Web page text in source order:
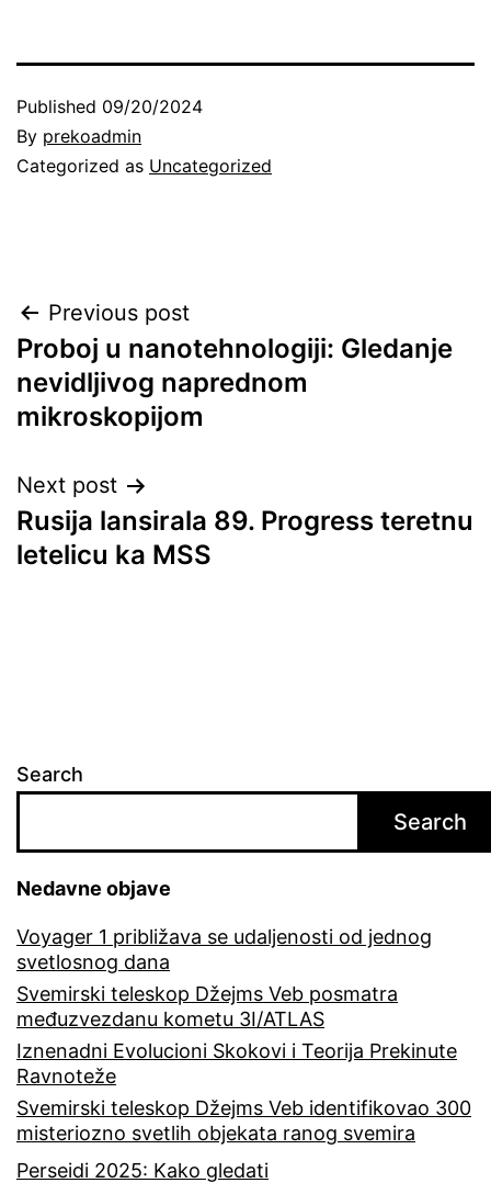
Published 09/20/2024
By prekoadmin
Categorized as Uncategorized
Post
navigation
Previous post
Proboj u nanotehnologiji: Gledanje
nevidljivog naprednom
mikroskopijom
Next post
Rusija lansirala 89. Progress teretnu
letelicu ka MSS
Search
Search
Nedavne objave
Voyager 1 približava se udaljenosti od jednog
svetlosnog dana
Svemirski teleskop Džejms Veb posmatra
međuzvezdanu kometu 3I/ATLAS
Iznenadni Evolucioni Skokovi i Teorija Prekinute
Ravnoteže
Svemirski teleskop Džejms Veb identifikovao 300
misteriozno svetlih objekata ranog svemira
Perseidi 2025: Kako gledati